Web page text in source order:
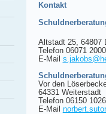
Kontakt
Altstadt 25, 64807
Telefon 06071
E-Mail s.jakobs
Vor den
64331 Weiterstadt
Telefon 06150
E-Mail